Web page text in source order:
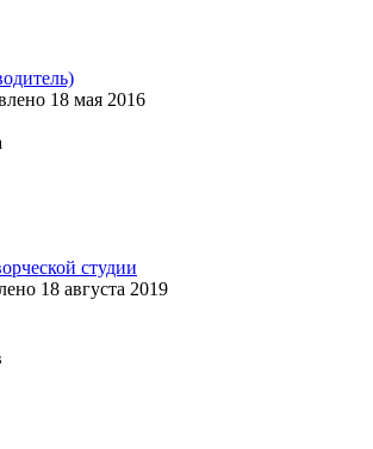
18 мая 2016
студии
18 августа 2019